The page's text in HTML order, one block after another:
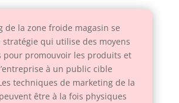
de la zone froide magasin se
stratégie qui utilise des moyens
pour promouvoir les produits et
à un public cible
techniques de marketing de la
être à la fois physiques